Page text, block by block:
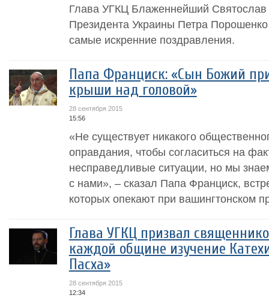
Глава УГКЦ Блаженнейший Святослав
Президента Украины Петра
самые искренние поздравления.
Папа Франциск: «Сын Божий
крыши над головой»
28 сентября 2015
15:56
«Не существует никакого
оправдания, чтобы согласиться на
несправедливые ситуации, но мы
с нами», – сказал Папа Франциск,
которых опекают при вашингтонском
Глава УГКЦ призвал
каждой общине изучение
Пасха»
28 сентября 2015
12:34